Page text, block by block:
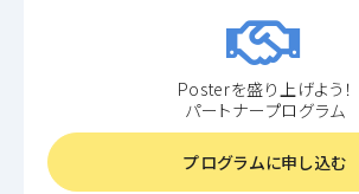
Posterを盛り上げよう！
パートナープログラム
プログラムに申し込む